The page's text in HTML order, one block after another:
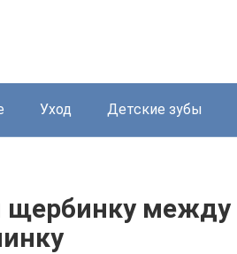
Уход Детские зубы
щербинку между